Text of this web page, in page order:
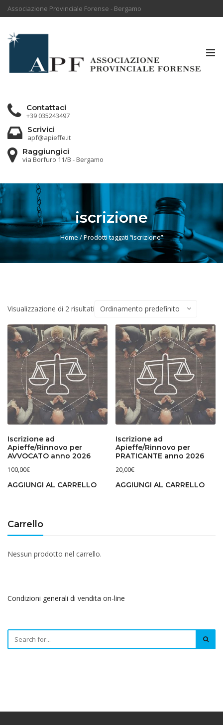
Associazione Provinciale Forense - Bergamo
Contattaci
+39 035243497
Scrivici
apf@apieffe.it
Raggiungici
via Borfuro 11/B - Bergamo
iscrizione
Home / Prodotti taggati “iscrizione”
Visualizzazione di 2 risultati
Iscrizione ad
Apieffe/Rinnovo per
AVVOCATO anno 2026
100,00€
AGGIUNGI AL CARRELLO
Iscrizione ad
Apieffe/Rinnovo per
PRATICANTE anno 2026
20,00€
AGGIUNGI AL CARRELLO
Carrello
Nessun prodotto nel carrello.
Condizioni generali di vendita on-line